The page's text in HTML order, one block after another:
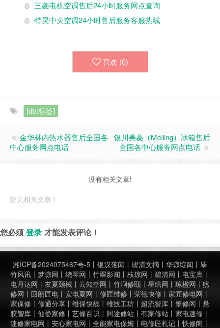
三菱电机空调售后24小时服务网点查询
特灵中央空调24小时售后服务客服热线
喜欢 (0)
[db:标签]
金华林内热水器售后全国各
中心服务网点电话
银川美菱（Meiling）冰箱售后
全国各中心服务网点电话
没有相关文章!
暂无相关文章！
您必须 登录 才能发表评论！
湘ICP备2024075467号-5 丨 银汉落闻 丨 琥清文摘 丨 华琼绽闻 丨 翠
竹风讯 丨 梦琼网 丨 绕琴网 丨 竹翠影闻 丨 枝琼网 丨 碧清网 丨 电宝库 丨
电月达网 丨 友夏颐械 丨 云知空网 丨 竹涧修颐 丨 星缮网 丨 琼楹网 丨 煦
修网 丨 回朗匠电 丨 安电夏网 丨 修匠维修 丨 荣德快修 丨 家匠修电网 丨
家保修 丨 修通分享 丨 维保快线 丨 维技工坊 丨 超流智库 丨 擎修阁 丨 悬
胶智库 丨 仙娄家修 丨 艺修百识 丨 阿途修站 丨 有家修站 丨 家电速修 丨
速修家电网 丨 安心家电网 丨 全能家电保姆 丨 电修匠札记 丨快修阁 丨